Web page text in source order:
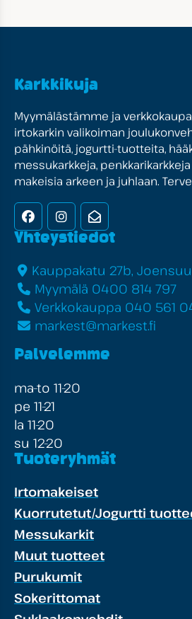
Karkkikuja
Myymälästämme ja
irtokarkin valikoiman
pähkinöitä, jogurtti-tuotteita,
messukarkkeja,
makeisia arkeen ja juhlaan.
FacebookInstagramUutiskirje
Yhteystiedot
Kauppakatu 27b, Joensuu
Myymälä 0400 814 797
Verkkokauppa 040 561
markest@markest.fi
Palvelemme
ma-to 11-20
pe 11-21
la 11-20
su 12-20
Tuoteryhmät
Irtomakeiset
Kuorrutetut/Jogurtti
Messukarkit
Muut tuotteet
Purukumit
Sokerittomat